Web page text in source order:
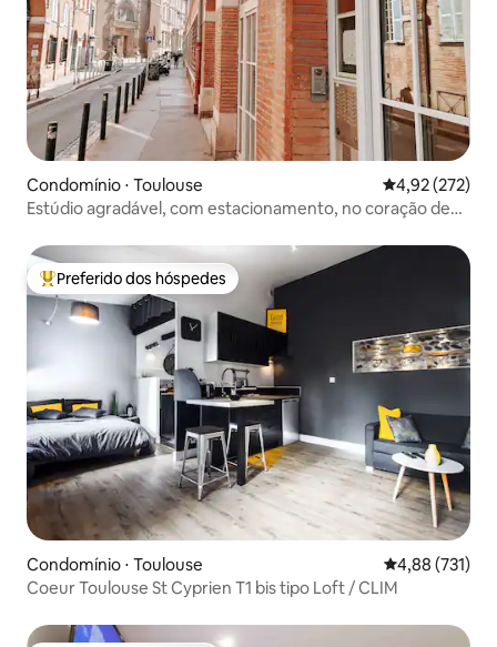
Condomínio ⋅ Toulouse 4,92 de uma
4,92 (272)
Estúdio agradável, com estacionamento, no coração de
Entre os melhores preferidos dos hóspedes
Preferido dos hóspedes
Condomínio ⋅ Toulouse 4,88 de uma
4,88 (731)
Coeur Toulouse St Cyprien T1 bis tipo Loft / CLIM